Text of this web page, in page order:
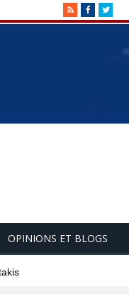
RSSFacebookTwitter
OPINIONS ET BLOGS